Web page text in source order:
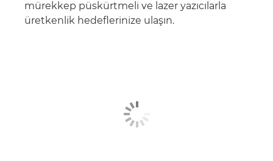
mürekkep püskürtmeli ve lazer yazıcılarla
üretkenlik hedeflerinize ulaşın.